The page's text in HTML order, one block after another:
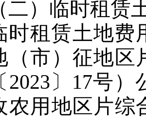
二）临时租赁
时租赁土地费
（市）征地区
2023〕17号
农用地区片综